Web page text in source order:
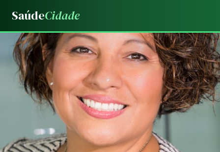
SaúdeCidade